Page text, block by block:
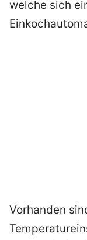
welche sich
Vorhanden